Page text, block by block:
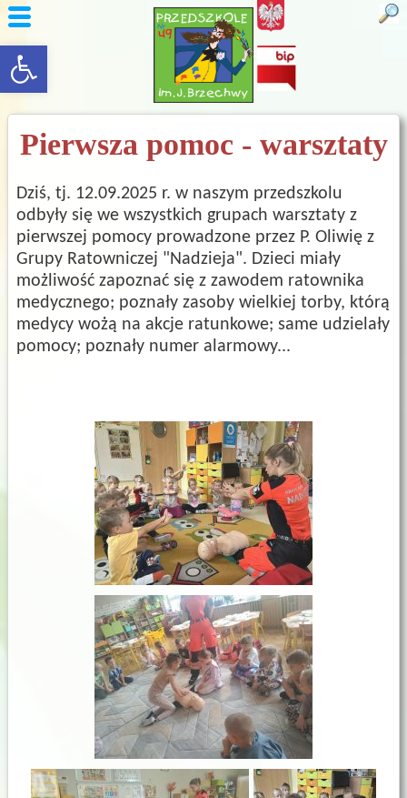
rozwiń/zwiń panel
Pierwsza pomoc - warsztaty
Dziś, tj. 12.09.2025 r. w naszym przedszkolu
odbyły się we wszystkich grupach warsztaty z
pierwszej pomocy prowadzone przez P. Oliwię z
Grupy Ratowniczej "Nadzieja". Dzieci miały
możliwość zapoznać się z zawodem ratownika
medycznego; poznały zasoby wielkiej torby, którą
medycy wożą na akcje ratunkowe; same udzielały
pomocy; poznały numer alarmowy...